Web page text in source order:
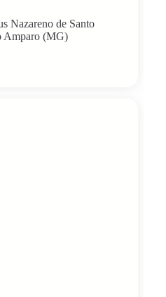
Nazareno de Santo
Amparo (MG)